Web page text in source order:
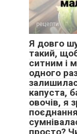
рецепти
Я довго
такий,
ситним і
одного
капуста,
овочів, я